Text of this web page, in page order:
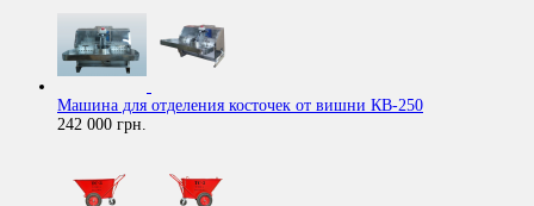
Машина для отделения косточек от вишни КВ-250
242 000 грн.